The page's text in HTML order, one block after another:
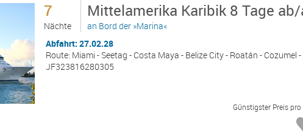
7
Nächte
Mittelamerika Karibik 8 Tage
an Bord der »Marina«
Abfahrt: 27.02.28
Route: Miami - Seetag - Costa Maya - Belize City - Roatán - Cozumel
JF323816280305
Günstigster Preis